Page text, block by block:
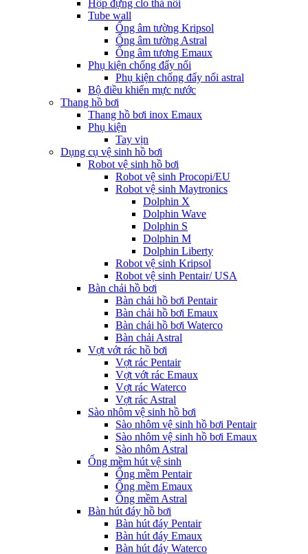
Hộp đựng clo thả nổi
Tube wall
Ống âm tường Kripsol
Ống âm tường Astral
Ống âm tương Emaux
Phụ kiện chống đẩy nổi
Phụ kiện chống đẩy nổi astral
Bộ điều khiển mực nước
Thang hồ bơi
Thang hồ bơi inox Emaux
Phụ kiện
Tay vịn
Dụng cụ vệ sinh hồ bơi
Robot vệ sinh hồ bơi
Robot vệ sinh Procopi/EU
Robot vệ sinh Maytronics
Dolphin X
Dolphin Wave
Dolphin S
Dolphin M
Dolphin Liberty
Robot vệ sinh Kripsol
Robot vệ sinh Pentair/ USA
Bàn chải hồ bơi
Bàn chải hồ bơi Pentair
Bàn chải hồ bơi Emaux
Bàn chải hồ bơi Waterco
Bàn chải Astral
Vợt vớt rác hồ bơi
Vợt rác Pentair
Vợt vớt rác Emaux
Vợt rác Waterco
Vợt rác Astral
Sào nhôm vệ sinh hồ bơi
Sào nhôm vệ sinh hồ bơi Pentair
Sào nhôm vệ sinh hồ bơi Emaux
Sào nhôm Astral
Ống mềm hút vệ sinh
Ống mềm Pentair
Ống mềm Emaux
Ống mềm Astral
Bàn hút đáy hồ bơi
Bàn hút đáy Pentair
Bàn hút đáy Emaux
Bàn hút đáy Waterco